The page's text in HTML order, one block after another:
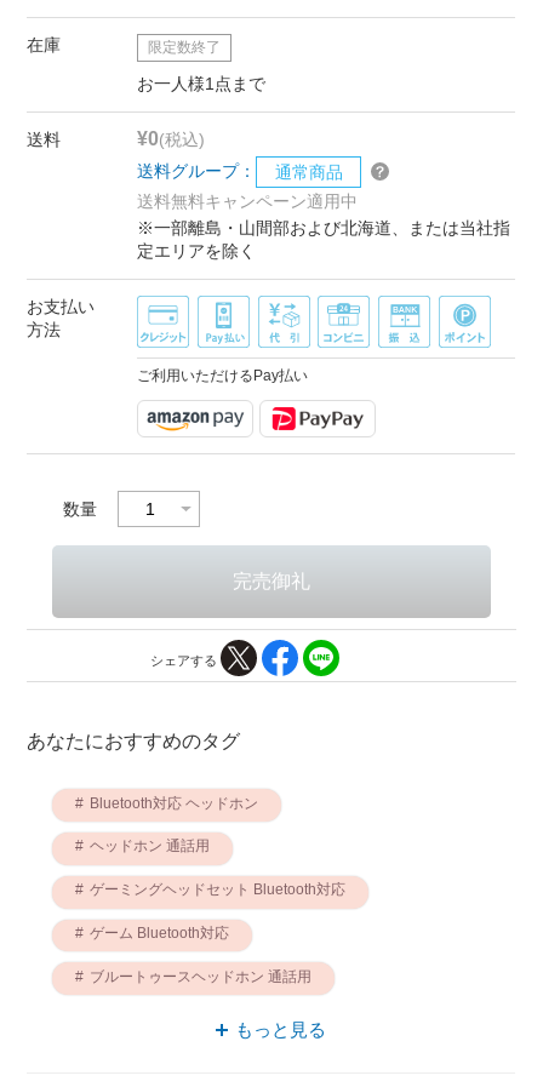
在庫 限定数終了
お一人様1点まで
送料 ¥0(税込)
送料グループ：
通常商品
送料無料キャンペーン適用中
※一部離島・山間部および北海道、または当社指
定エリアを除く
お支払い
方法
ご利用いただけるPay払い
数量
シェアする
あなたにおすすめのタグ
Bluetooth対応 ヘッドホン
ヘッドホン 通話用
ゲーミングヘッドセット Bluetooth対応
ゲーム Bluetooth対応
ブルートゥースヘッドホン 通話用
ゲーム BELKIN
もっと見る